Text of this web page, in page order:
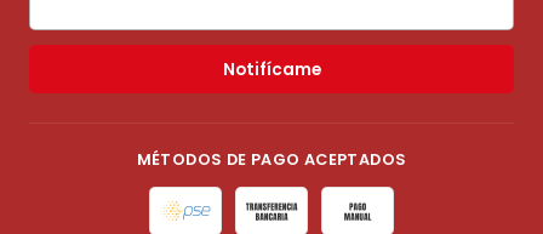
Notifícame
MÉTODOS DE PAGO ACEPTADOS